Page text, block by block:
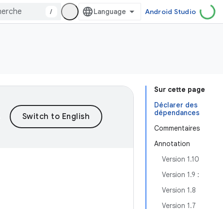
/ Android Studio
Sur cette page
Déclarer des
dépendances
Commentaires
Annotation
Version 1.10
Version 1.9 :
Version 1.8
Version 1.7